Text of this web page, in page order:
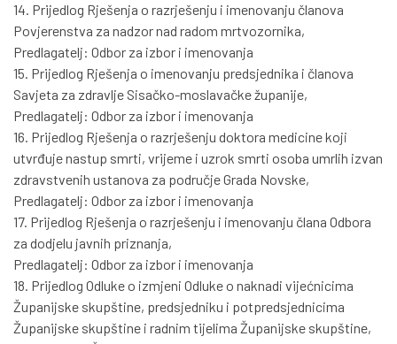
14. Prijedlog Rješenja o razrješenju i imenovanju članova
Povjerenstva za nadzor nad radom mrtvozornika,
Predlagatelj: Odbor za izbor i imenovanja
15. Prijedlog Rješenja o imenovanju predsjednika i članova
Savjeta za zdravlje Sisačko-moslavačke županije,
Predlagatelj: Odbor za izbor i imenovanja
16. Prijedlog Rješenja o razrješenju doktora medicine koji
utvrđuje nastup smrti, vrijeme i uzrok smrti osoba umrlih izvan
zdravstvenih ustanova za područje Grada Novske,
Predlagatelj: Odbor za izbor i imenovanja
17. Prijedlog Rješenja o razrješenju i imenovanju člana Odbora
za dodjelu javnih priznanja,
Predlagatelj: Odbor za izbor i imenovanja
18. Prijedlog Odluke o izmjeni Odluke o naknadi vijećnicima
Županijske skupštine, predsjedniku i potpredsjednicima
Županijske skupštine i radnim tijelima Županijske skupštine,